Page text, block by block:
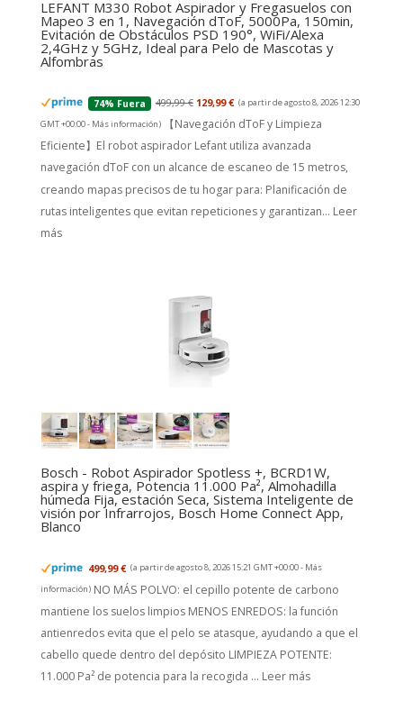
LEFANT M330 Robot Aspirador y Fregasuelos con
Mapeo 3 en 1, Navegación dToF, 5000Pa, 150min,
Evitación de Obstáculos PSD 190°, WiFi/Alexa
2,4GHz y 5GHz, Ideal para Pelo de Mascotas y
Alfombras
74% Fuera 499,99 € 129,99 € (a partir de agosto 8, 2026 12:30
GMT +00:00 - Más información)
【Navegación dToF y Limpieza
Eficiente】El robot aspirador Lefant utiliza avanzada
navegación dToF con un alcance de escaneo de 15 metros,
creando mapas precisos de tu hogar para: Planificación de
rutas inteligentes que evitan repeticiones y garantizan... Leer
más
Bosch - Robot Aspirador Spotless +, BCRD1W,
aspira y friega, Potencia 11.000 Pa², Almohadilla
húmeda Fija, estación Seca, Sistema Inteligente de
visión por Infrarrojos, Bosch Home Connect App,
Blanco
499,99 € (a partir de agosto 8, 2026 15:21 GMT +00:00 - Más
información) NO MÁS POLVO: el cepillo potente de carbono
mantiene los suelos limpios MENOS ENREDOS: la función
antienredos evita que el pelo se atasque, ayudando a que el
cabello quede dentro del depósito LIMPIEZA POTENTE:
11.000 Pa² de potencia para la recogida ... Leer más